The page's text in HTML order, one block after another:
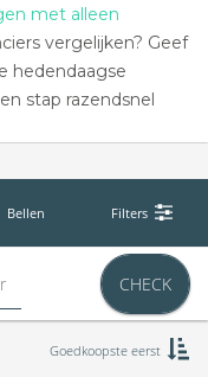
met alleen
vergelijken? Geef
hedendaagse
stap razendsnel
Bellen Filters
CHECK
Goedkoopste eerst